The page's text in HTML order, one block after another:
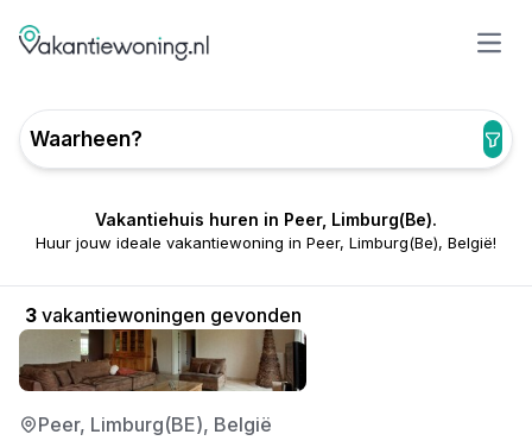
Waarheen?
Vakantiehuis huren in Peer, Limburg(Be).
Huur jouw ideale vakantiewoning in Peer, Limburg(Be), België!
3vakantiewoningen gevonden
4/5
Peer, Limburg(BE), België